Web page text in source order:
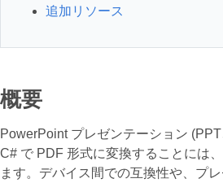
追加リソース
概要
PowerPoint プレゼンテーション
C# で PDF 形式に変換することには
ます。デバイス間での互換性や、プ